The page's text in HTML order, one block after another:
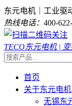
东元电机｜工业驱
热线电话： 400-
TECO东元电机 |
首页
关于东元电机
无锡东